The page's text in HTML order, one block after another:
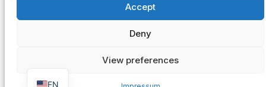
Accept
Deny
View preferences
Datenschutzerklärung
EN